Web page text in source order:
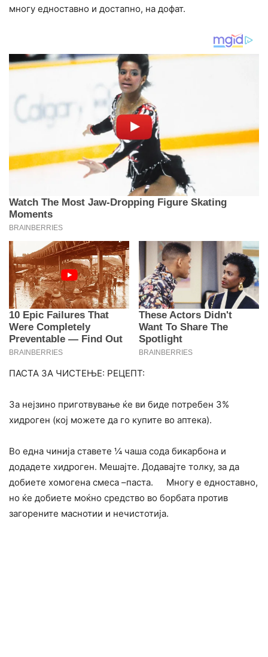
многу едноставно и достапно, на дофат.
ПАСТА ЗА ЧИСТЕЊЕ: РЕЦЕПТ:
За нејзино приготвување ќе ви биде потребен 3%
хидроген (кој можете да го купите во аптека).
Во една чинија ставете ¼ чаша сода бикарбона и
додадете хидроген. Мешајте. Додавајте толку, за да
добиете хомогена смеса –паста. Многу е едноставно,
но ќе добиете моќно средство во борбата против
загорените маснотии и нечистотија.